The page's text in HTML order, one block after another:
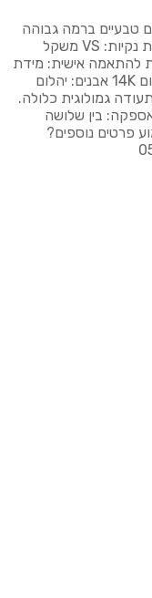
טבעיים ברמה גבוהה
מתנה מושלמת לכל אישה. דרגת נקיות: VS משקל
ניתנת להתאמה אישית: מידת
אצבע צבע זהב: צהוב-לבן-אדום 14K אבנים: יהלום
גמולוגית כלולה.
בין שלושה
פרטים נוספים?